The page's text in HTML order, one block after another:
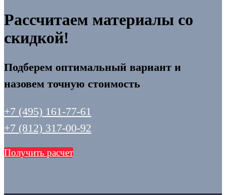
Рассчитаем материалы со
скидкой!
Подберем оптимальный вариант и
назовем точную стоимость
+7 (495) 161-77-61
+7 (812) 317-00-92
Получить расчет